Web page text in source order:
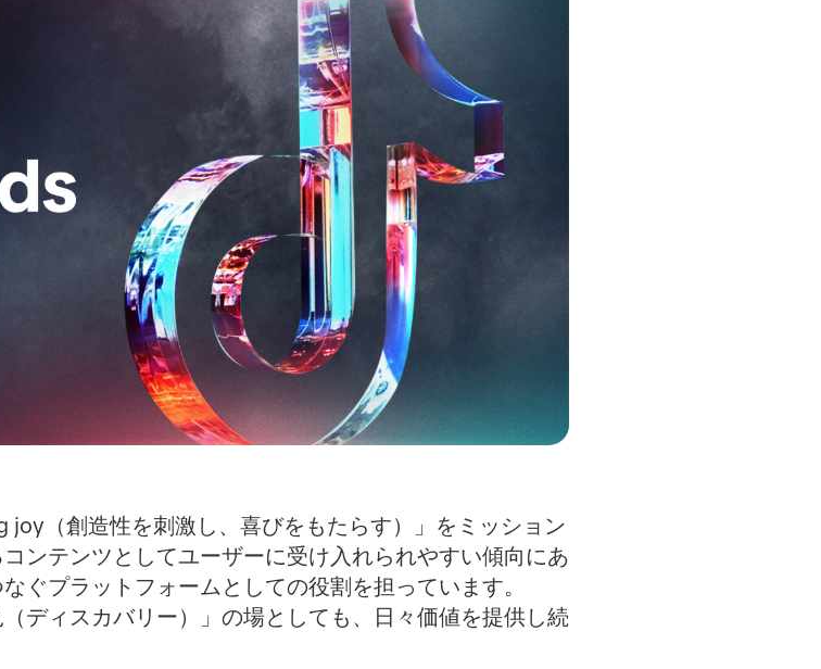
（創造性を刺激し、喜びをもたらす）」をミッション
ンテンツとしてユーザーに受け入れられやすい傾向にあ
ぐプラットフォームとしての役割を担っています。
ディスカバリー）」の場としても、日々価値を提供し続